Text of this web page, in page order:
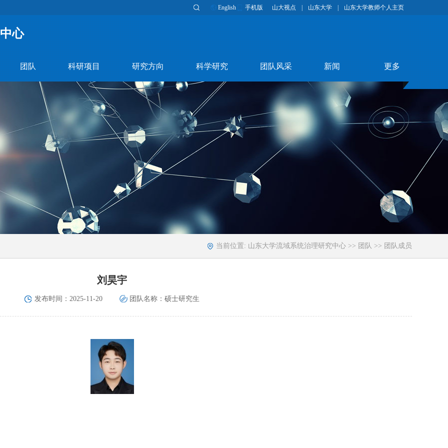
English 手机版 山大视点 山东大学 山东大学教师个人主页
心
团队 科研项目 研究方向 科学研究 团队风采 新闻 更多
当前位置: 山东大学流域系统治理研究中心 >> 团队 >> 团队成员
刘昊宇
发布时间：2025-11-20 团队名称：硕士研究生